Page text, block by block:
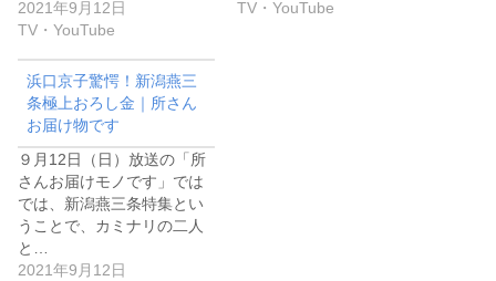
2021年9月12日
TV・YouTube
TV・YouTube
浜口京子驚愕！新潟燕三
条極上おろし金｜所さん
お届け物です
９月12日（日）放送の「所
さんお届けモノです」では
では、新潟燕三条特集とい
うことで、カミナリの二人
と…
2021年9月12日